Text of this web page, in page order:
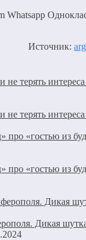
Whatsapp
Источник:
терять
терять
про «гостью из
про «гостью из
Дикая